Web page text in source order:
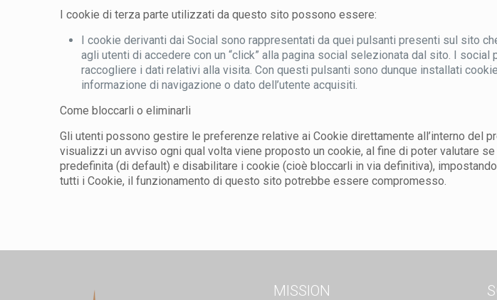
I cookie di terza parte utilizzati da questo sito possono essere:
I cookie derivanti dai Social sono rappresentati da quei pulsanti presenti sul sito
agli utenti di accedere con un “click” alla pagina social selezionata dal sito. I
raccogliere i dati relativi alla visita. Con questi pulsanti sono dunque installati
informazione di navigazione o dato dell’utente acquisiti.
Come bloccarli o eliminarli
Gli utenti possono gestire le preferenze relative ai Cookie direttamente all’interno
visualizzi un avviso ogni qual volta viene proposto un cookie, al fine di poter valutare
predefinita (di default) e disabilitare i cookie (cioè bloccarli in via definitiva),
tutti i Cookie, il funzionamento di questo sito potrebbe essere compromesso.
MISSION